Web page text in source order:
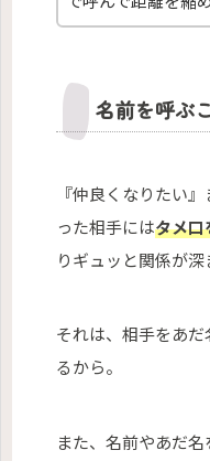
名前を呼ぶ
『仲良くなりたい
った相手にはタメ口
りギュッと関係が深
それは、相手をあ
るから。
また、名前やあだ